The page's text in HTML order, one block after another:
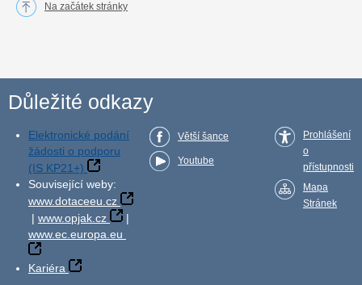
Na začátek stránky
Důležité odkazy
Elektronické podání
žádosti o podporu
(IS KP21+)
Související weby:
www.dotaceeu.cz
| www.opjak.cz
|
www.ec.europa.eu
Kariéra
Větší šance
Youtube
Prohlášení
o
přístupnosti
Mapa
Stránek